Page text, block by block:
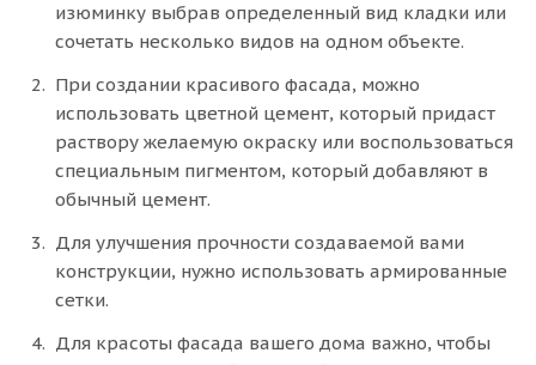
изюминку выбрав определенный вид кладки или
сочетать несколько видов на одном объекте.
При создании красивого фасада, можно
использовать цветной цемент, который придаст
раствору желаемую окраску или воспользоваться
специальным пигментом, который добавляют в
обычный цемент.
Для улучшения прочности создаваемой вами
конструкции, нужно использовать армированные
сетки.
Для красоты фасада вашего дома важно, чтобы